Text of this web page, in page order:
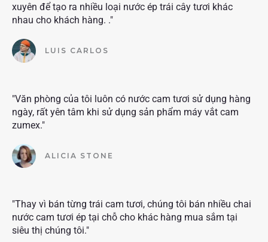
xuyên để tạo ra nhiều loại nước ép trái cây tươi khác
nhau cho khách hàng. ."
LUIS CARLOS
"Văn phòng của tôi luôn có nước cam tươi sử dụng hàng
ngày, rất yên tâm khi sử dụng sản phẩm máy vắt cam
zumex."
ALICIA STONE
"Thay vì bán từng trái cam tươi, chúng tôi bán nhiều chai
nước cam tươi ép tại chỗ cho khác hàng mua sắm tại
siêu thị chúng tôi."